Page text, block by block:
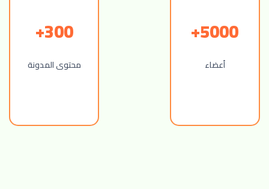
5000+
أعضاء
300+
محتوى المدونة